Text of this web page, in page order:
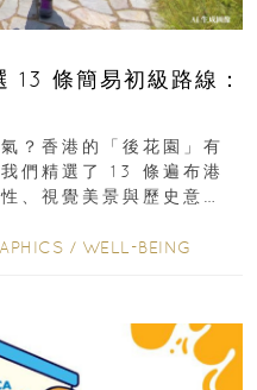
條簡易初級路線：
？香港的「後花園」有
們精選了 13 條遍布港
、視覺美景與歷史意
/ WELL-BEING